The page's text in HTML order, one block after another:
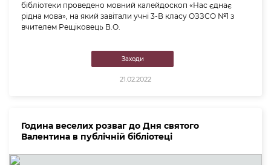
бібліотеки проведено мовний калейдоскоп «Нас єднає
рідна мова», на який завітали учні 3-В класу ОЗЗСО №1 з
вчителем Рещіковець В.О.
Заходи
21.02.2022
Година веселих розваг до Дня святого
Валентина в публічній бібліотеці